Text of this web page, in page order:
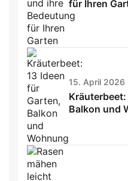
für Ihren
15. April 2026
Balkon und